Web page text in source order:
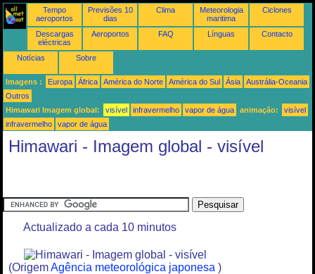
Tempo
aeroportos
Previsões 10
dias
Clima
Meteorologia
maritima
Ciclones
Descargas
eléctricas
Aeroportos FAQ Línguas Contacto
Notícias Sobre
Imagens : Europa África América do Norte América do Sul Ásia
Austrália-Oceania
Outros
Himawari Imagem global:
visível infravermelho vapor de água animação:
visível
infravermelho
vapor de água
Himawari - Imagem global - visível
Actualizado a cada 10 minutos
(OrigemAgência meteorológica japonesa )